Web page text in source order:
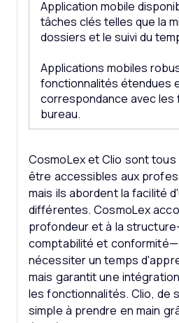
Application mobile
tâches clés telles que la
dossiers et le suivi du
Applications mobiles
fonctionnalités étendues
correspondance avec les
bureau.
CosmoLex et Clio sont
être accessibles aux
mais ils abordent la facilité
différentes. CosmoLex
profondeur et à la
comptabilité et
nécessiter un temps
mais garantit une
les fonctionnalités. Clio, de
simple à prendre en main